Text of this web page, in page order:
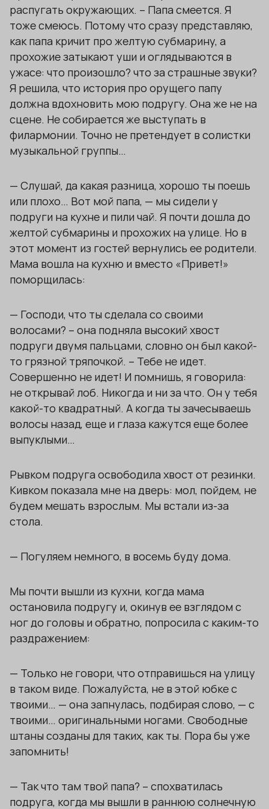
распугать окружающих. – Папа смеется. Я
тоже смеюсь. Потому что сразу представляю,
как папа кричит про желтую субмарину, а
прохожие затыкают уши и оглядываются в
ужасе: что произошло? что за страшные звуки?
Я решила, что история про орущего папу
должна вдохновить мою подругу. Она же не на
сцене. Не собирается же выступать в
филармонии. Точно не претендует в солистки
музыкальной группы…
— Слушай, да какая разница, хорошо ты поешь
или плохо… Вот мой папа, — мы сидели у
подруги на кухне и пили чай. Я почти дошла до
желтой субмарины и прохожих на улице. Но в
этот момент из гостей вернулись ее родители.
Мама вошла на кухню и вместо «Привет!»
поморщилась:
— Господи, что ты сделала со своими
волосами? – она подняла высокий хвост
подруги двумя пальцами, словно он был какой-
то грязной тряпочкой. – Тебе не идет.
Совершенно не идет! И помнишь, я говорила:
не открывай лоб. Никогда и ни за что. Он у тебя
какой-то квадратный. А когда ты зачесываешь
волосы назад, еще и глаза кажутся еще более
выпуклыми…
Рывком подруга освободила хвост от резинки.
Кивком показала мне на дверь: мол, пойдем, не
будем мешать взрослым. Мы встали из-за
стола.
— Погуляем немного, в восемь буду дома.
Мы почти вышли из кухни, когда мама
остановила подругу и, окинув ее взглядом с
ног до головы и обратно, попросила с каким-то
раздражением:
— Только не говори, что отправишься на улицу
в таком виде. Пожалуйста, не в этой юбке с
твоими… — она запнулась, подбирая слово, — с
твоими… оригинальными ногами. Свободные
штаны созданы для таких, как ты. Пора бы уже
запомнить!
— Так что там твой папа? – спохватилась
подруга, когда мы вышли в раннюю солнечную